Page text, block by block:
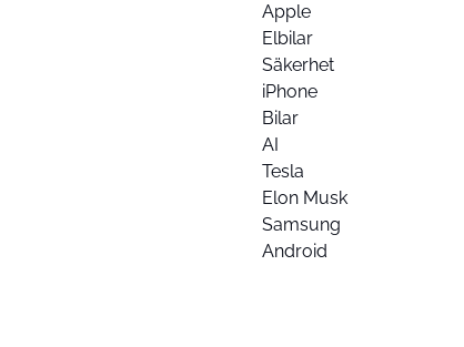
Apple
Elbilar
Säkerhet
iPhone
Bilar
AI
Tesla
Elon Musk
Samsung
Android